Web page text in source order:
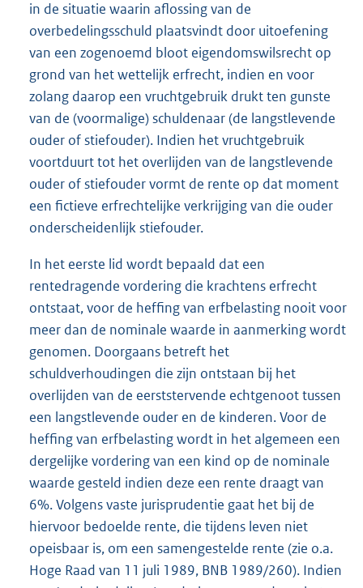
in de situatie waarin aflossing van de
overbedelingsschuld plaatsvindt door uitoefening
van een zogenoemd bloot eigendomswilsrecht op
grond van het wettelijk erfrecht, indien en voor
zolang daarop een vruchtgebruik drukt ten gunste
van de (voormalige) schuldenaar (de langstlevende
ouder of stiefouder). Indien het vruchtgebruik
voortduurt tot het overlijden van de langstlevende
ouder of stiefouder vormt de rente op dat moment
een fictieve erfrechtelijke verkrijging van die ouder
onderscheidenlijk stiefouder.
In het eerste lid wordt bepaald dat een
rentedragende vordering die krachtens erfrecht
ontstaat, voor de heffing van erfbelasting nooit voor
meer dan de nominale waarde in aanmerking wordt
genomen. Doorgaans betreft het
schuldverhoudingen die zijn ontstaan bij het
overlijden van de eerststervende echtgenoot tussen
een langstlevende ouder en de kinderen. Voor de
heffing van erfbelasting wordt in het algemeen een
dergelijke vordering van een kind op de nominale
waarde gesteld indien deze een rente draagt van
6%. Volgens vaste jurisprudentie gaat het bij de
hiervoor bedoelde rente, die tijdens leven niet
opeisbaar is, om een samengestelde rente (zie o.a.
Hoge Raad van 11 juli 1989, BNB 1989/260). Indien